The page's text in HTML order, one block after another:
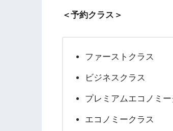
＜予約クラス＞
ファーストクラス
ビジネスクラス
プレミアムエコノミー
エコノミークラス